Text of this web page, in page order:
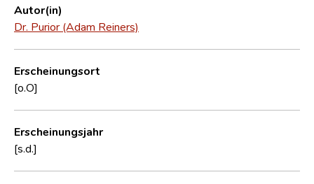
Autor(in)
Dr. Purior (Adam Reiners)
Erscheinungsort
[o.O]
Erscheinungsjahr
[s.d.]